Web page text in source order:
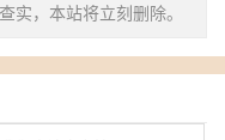
实，本站将立刻删除。